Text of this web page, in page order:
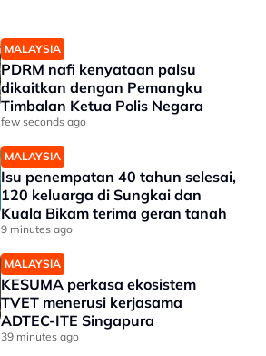
MALAYSIA
PDRM nafi kenyataan palsu
dikaitkan dengan Pemangku
Timbalan Ketua Polis Negara
few seconds ago
MALAYSIA
Isu penempatan 40 tahun selesai,
120 keluarga di Sungkai dan
Kuala Bikam terima geran tanah
9 minutes ago
MALAYSIA
KESUMA perkasa ekosistem
TVET menerusi kerjasama
ADTEC-ITE Singapura
39 minutes ago